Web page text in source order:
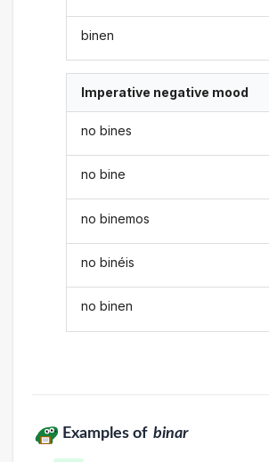
binen
Imperative negative mood
no bines
no bine
no binemos
no binéis
no binen
Examples of binar